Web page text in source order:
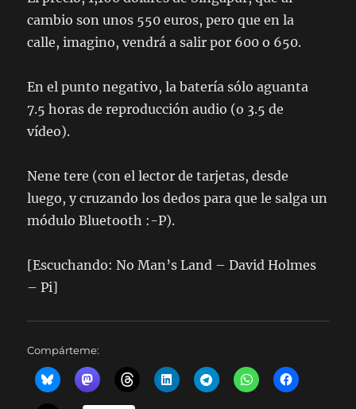
cambio son unos 550 euros, pero que en la
calle, imagino, vendrá a salir por 600 o 650.
En el punto negativo, la batería sólo aguanta
7.5 horas de reproducción audio (o 3.5 de
vídeo).
Nene tere (con el lector de tarjetas, desde
luego, y cruzando los dedos para que le salga un
módulo Bluetooth :-P).
[Escuchando: No Man’s Land – David Holmes
– Pi]
Compárteme: